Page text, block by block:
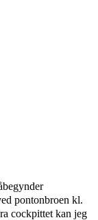
pontonbroen kl.
cockpittet kan jeg